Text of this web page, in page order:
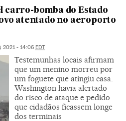
carro-bomba do Estado
atentado no aeroporto
2021 - 14:06 EDT
Testemunhas locais afirmam
que um menino morreu por
um foguete que atingiu casa.
Washington havia alertado
do risco de ataque e pedido
que cidadãos ficassem longe
dos terminais